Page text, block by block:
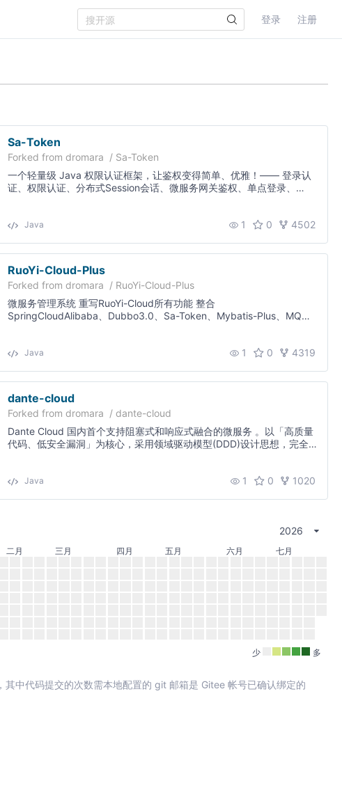
登录 注册
Sa-Token
Forked from dromara / Sa-Token
一个轻量级 Java 权限认证框架，让鉴权变得简单、优雅！—— 登录认
证、权限认证、分布式Session会话、微服务网关鉴权、单点登录、
Java 1 0 4502
RuoYi-Cloud-Plus
Forked from dromara / RuoYi-Cloud-Plus
微服务管理系统 重写RuoYi-Cloud所有功能 整合
SpringCloudAlibaba、Dubbo3.0、Sa-Token、Mybatis-Plus、MQ、
Java 1 0 4319
dante-cloud
Forked from dromara /dante-cloud
Dante Cloud 国内首个支持阻塞式和响应式融合的微服务 。以「高质量
代码、低安全漏洞」为核心，采用领域驱动模型(DDD)设计思想，完全
解密、防刷、高防XSS和SQL注入等一系列安全体系的多租户微服务解
Java 1 0 1020
2026
二月 三月 四月 五月 六月 七月
少 多
中代码提交的次数需本地配置的 git 邮箱是 Gitee 帐号已确认绑定的